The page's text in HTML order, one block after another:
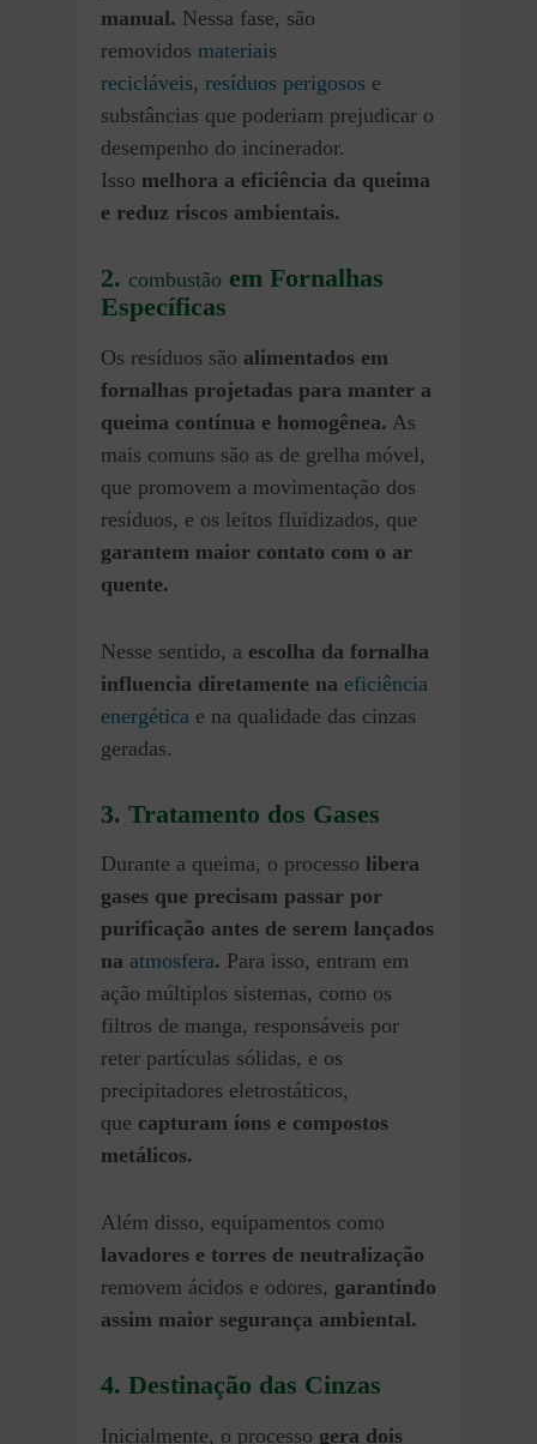
manual. Nessa fase, são
removidos materiais
recicláveis, resíduos perigosos e
substâncias que poderiam prejudicar o
desempenho do incinerador.
Isso melhora a eficiência da queima
e reduz riscos ambientais.
2. combustão em Fornalhas
Específicas
Os resíduos são alimentados em
fornalhas projetadas para manter a
queima contínua e homogênea. As
mais comuns são as de grelha móvel,
que promovem a movimentação dos
resíduos, e os leitos fluidizados, que
garantem maior contato com o ar
quente.
Nesse sentido, a escolha da fornalha
influencia diretamente na eficiência
energética e na qualidade das cinzas
geradas.
3. Tratamento dos Gases
Durante a queima, o processo libera
gases que precisam passar por
purificação antes de serem lançados
na atmosfera. Para isso, entram em
ação múltiplos sistemas, como os
filtros de manga, responsáveis por
reter partículas sólidas, e os
precipitadores eletrostáticos,
que capturam íons e compostos
metálicos.
Além disso, equipamentos como
lavadores e torres de neutralização
removem ácidos e odores, garantindo
assim maior segurança ambiental.
4. Destinação das Cinzas
Inicialmente, o processo gera dois